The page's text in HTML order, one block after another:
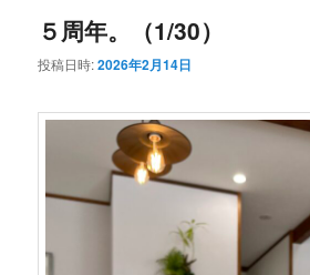
５周年。（1/30）
投稿日時:2026年2月14日